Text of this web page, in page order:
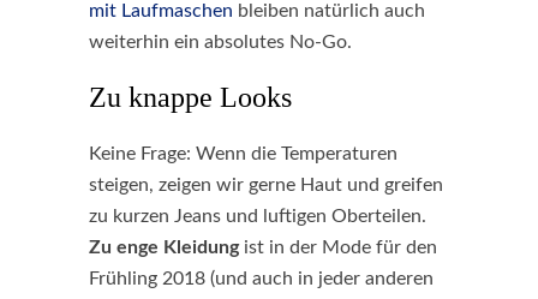
mit Laufmaschen bleiben natürlich auch
weiterhin ein absolutes No-Go.
Zu knappe Looks
Keine Frage: Wenn die Temperaturen
steigen, zeigen wir gerne Haut und greifen
zu kurzen Jeans und luftigen Oberteilen.
Zu enge Kleidungist in der Mode für den
Frühling 2018 (und auch in jeder anderen